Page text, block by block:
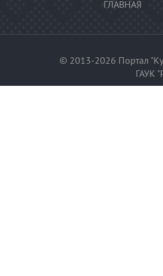
ГЛАВНАЯ
© 2013-2026 Портал
ГАУК